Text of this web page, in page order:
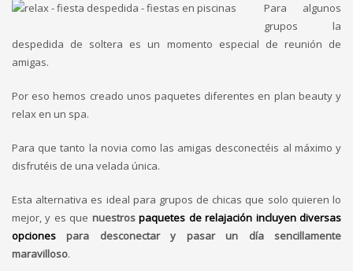
Para algunos
grupos la
despedida de soltera es un momento especial de reunión de
amigas.
Por eso hemos creado unos paquetes diferentes en plan beauty y
relax en un spa.
Para que tanto la novia como las amigas desconectéis al máximo y
disfrutéis de una velada única.
Esta alternativa es ideal para grupos de chicas que solo quieren lo
mejor, y es que nuestrospaquetes de relajación incluyen diversas
opciones para desconectar y pasar un día sencillamente
maravilloso.